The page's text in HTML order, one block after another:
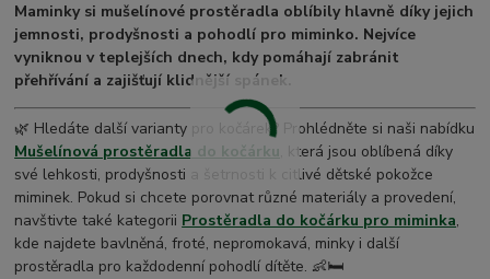
Maminky si mušelínové prostěradla oblíbily hlavně díky jejich
jemnosti, prodyšnosti a pohodlí pro miminko. Nejvíce
vyniknou v teplejších dnech, kdy pomáhají zabránit
přehřívání a zajišťují klidnější spánek.
🌿 Hledáte další varianty pro kočárek? Prohlédněte si naši nabídku
Mušelínová prostěradla do kočárku , která jsou oblíbená díky
své lehkosti, prodyšnosti a šetrnosti k citlivé dětské pokožce
miminek. Pokud si chcete porovnat různé materiály a provedení,
navštivte také kategorii Prostěradla do kočárku pro miminka,
kde najdete bavlněná, froté, nepromokavá, minky i další
prostěradla pro každodenní pohodlí dítěte. 👶🛏️